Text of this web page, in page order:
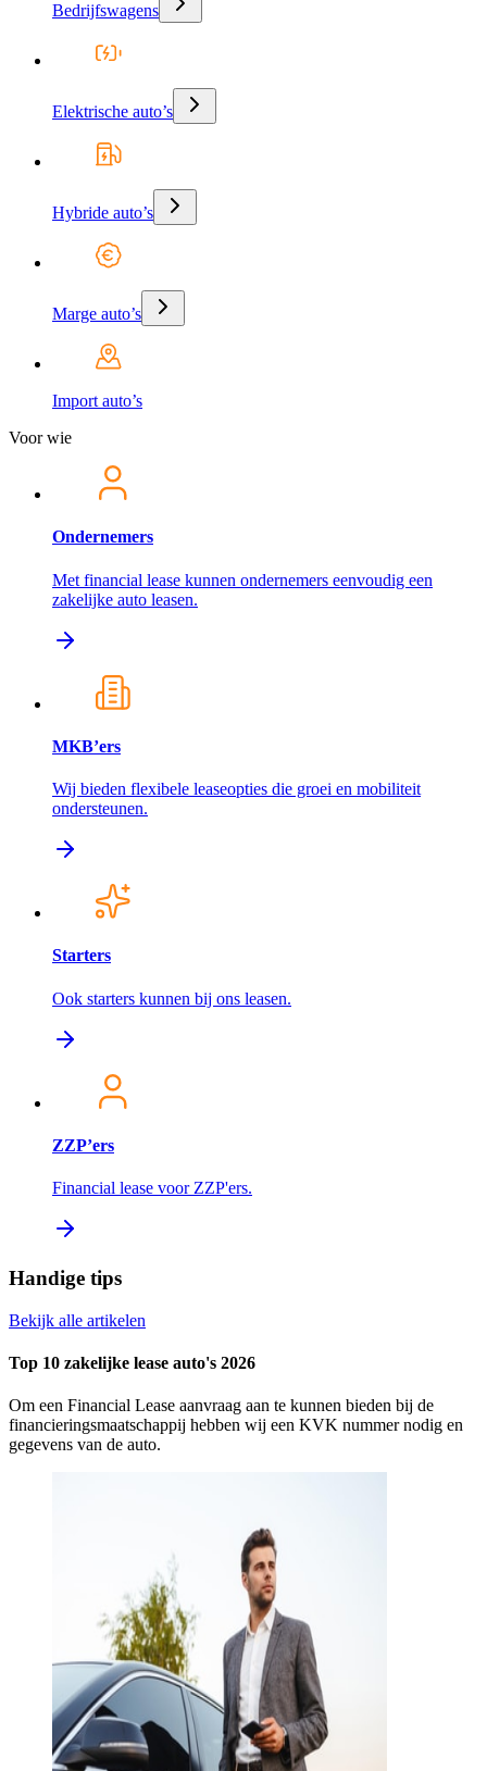
Bedrijfswagens
Elektrische auto’s
Hybride auto’s
Marge auto’s
Import auto’s
Voor wie
Ondernemers
Met financial lease kunnen ondernemers eenvoudig een
zakelijke auto leasen.
MKB’ers
Wij bieden flexibele leaseopties die groei en mobiliteit
ondersteunen.
Starters
Ook starters kunnen bij ons leasen.
ZZP’ers
Financial lease voor ZZP'ers.
Handige tips
Bekijk alle artikelen
Top 10 zakelijke lease auto's 2026
Om een Financial Lease aanvraag aan te kunnen bieden bij de
financieringsmaatschappij hebben wij een KVK nummer nodig en
gegevens van de auto.